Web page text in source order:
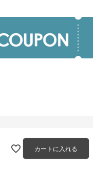
カートに入れる